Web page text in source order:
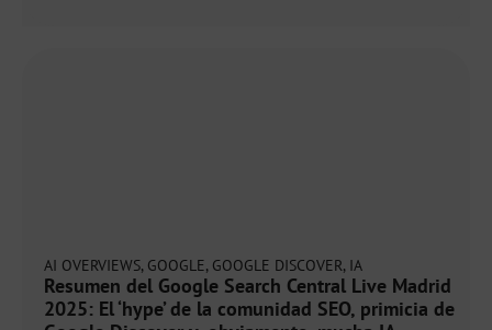
AI OVERVIEWS, GOOGLE, GOOGLE DISCOVER, IA
Resumen del Google Search Central Live Madrid
2025: El ‘hype’ de la comunidad SEO, primicia de